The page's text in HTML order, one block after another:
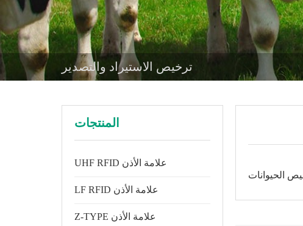
ترخيص الاستيراد والتصدير
المنتجات
UHF RFID علامة الأذن
LF RFID علامة الأذن
Z-TYPE علامة الأذن
الحيوانات